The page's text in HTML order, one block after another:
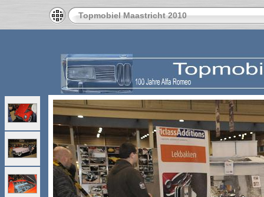
Topmobiel Maastricht 2010